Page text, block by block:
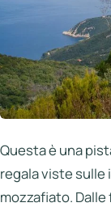
Questa è una
regala viste sulle
mozzafiato.